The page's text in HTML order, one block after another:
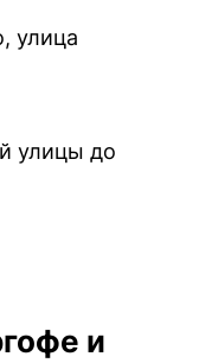
улица
улицы до
и